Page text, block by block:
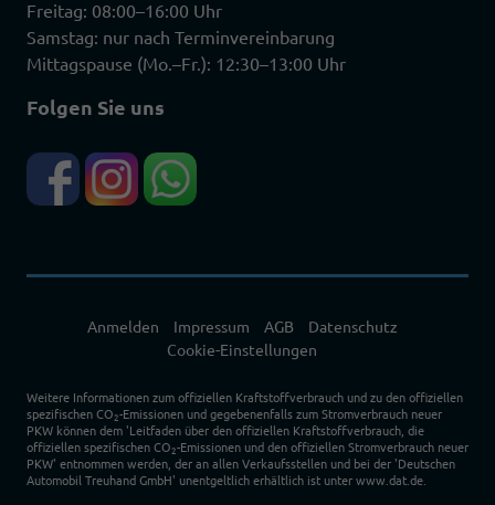
Freitag: 08:00–16:00 Uhr
Samstag: nur nach Terminvereinbarung
Mittagspause (Mo.–Fr.): 12:30–13:00 Uhr
Folgen Sie uns
Anmelden Impressum AGB
Datenschutz
Cookie-Einstellungen
Weitere Informationen zum offiziellen Kraftstoffverbrauch und zu den offiziellen
spezifischen CO2-Emissionen und gegebenenfalls zum Stromverbrauch neuer
PKW können dem 'Leitfaden über den offiziellen Kraftstoffverbrauch, die
offiziellen spezifischen CO2-Emissionen und den offiziellen Stromverbrauch neuer
PKW' entnommen werden, der an allen Verkaufsstellen und bei der 'Deutschen
Automobil Treuhand GmbH' unentgeltlich erhältlich ist unter www.dat.de.